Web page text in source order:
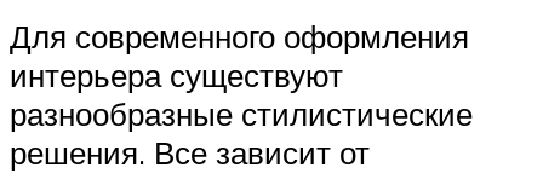
Для современного оформления
интерьера существуют
разнообразные стилистические
решения. Все зависит от